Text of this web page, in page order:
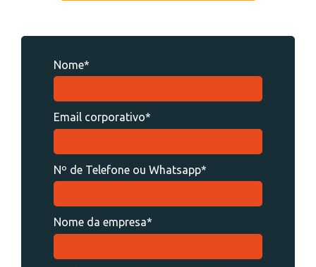
Nome*
Email corporativo*
Nº de Telefone ou Whatsapp*
Nome da empresa*